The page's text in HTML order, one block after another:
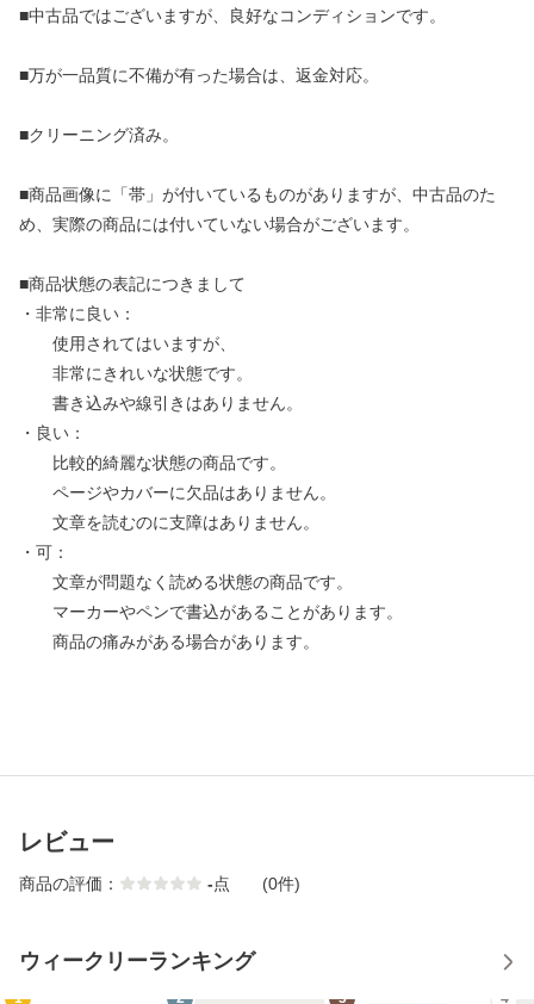
■中古品ではございますが、良好なコンディションです。
■万が一品質に不備が有った場合は、返金対応。
■クリーニング済み。
■商品画像に「帯」が付いているものがありますが、中古品のた
め、実際の商品には付いていない場合がございます。
■商品状態の表記につきまして
・非常に良い：
使用されてはいますが、
非常にきれいな状態です。
書き込みや線引きはありません。
・良い：
比較的綺麗な状態の商品です。
ページやカバーに欠品はありません。
文章を読むのに支障はありません。
・可：
文章が問題なく読める状態の商品です。
マーカーやペンで書込があることがあります。
商品の痛みがある場合があります。
レビュー
商品の評価： -点 (0件)
ウィークリーランキング
1 2 3 4